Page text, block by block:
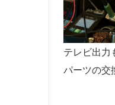
テレビ出力
パーツの交